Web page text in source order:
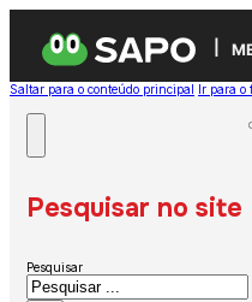
Saltar para o conteúdo principal Ir para o
Pesquisar no site
Pesquisar